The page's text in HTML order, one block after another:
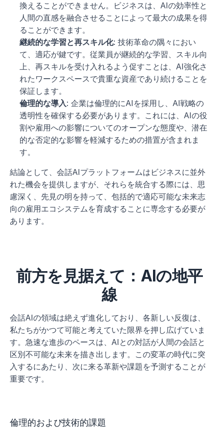
換えることができません。ビジネスは、AIの効率性と
人間の直感を融合させることによって最大の成果を得
ることができます。
継続的な学習と再スキル化: 技術革命の隅々におい
て、適応が鍵です。従業員が継続的な学習、スキル向
上、再スキルを受け入れるよう促すことは、AI強化さ
れたワークスペースで貴重な資産であり続けることを
保証します。
倫理的な導入: 企業は倫理的にAIを採用し、AI戦略の
透明性を確保する必要があります。これには、AIの役
割や雇用への影響についてのオープンな態度や、潜在
的な否定的な影響を軽減するための措置が含まれま
す。
結論として、会話AIプラットフォームはビジネスに並外
れた機会を提供しますが、それらを統合する際には、思
慮深く、先見の明を持って、包括的で適応可能な未来志
向の雇用エコシステムを育成することに専念する必要が
あります。
前方を見据えて：AIの地平
線
会話AIの領域は絶えず進化しており、各新しい反復は、
私たちがかつて可能と考えていた限界を押し広げていま
す。急速な進歩のペースは、AIとの対話が人間の会話と
区別不可能な未来を描き出します。この変革の時代に突
入するにあたり、次に来る革新や課題を予測することが
重要です。
倫理的および技術的課題